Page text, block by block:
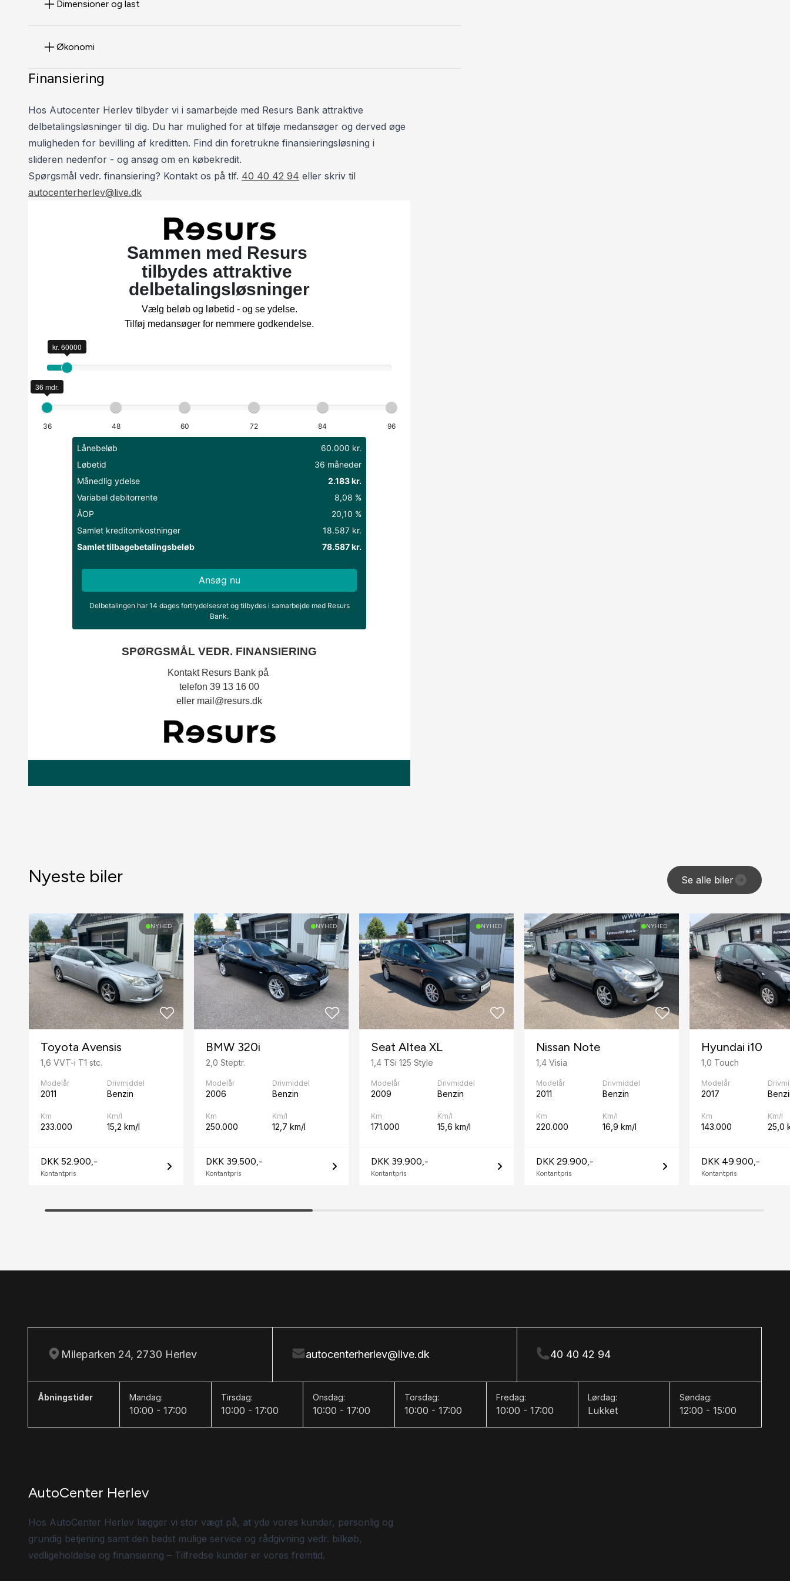
Dimensioner og last
Økonomi
Finansiering
Hos Autocenter Herlev tilbyder vi i samarbejde med Resurs Bank attraktive
delbetalingsløsninger til dig. Du har mulighed for at tilføje medansøger og derved øge
muligheden for bevilling af kreditten. Find din foretrukne finansieringsløsning i
slideren nedenfor - og ansøg om en købekredit.
Spørgsmål vedr. finansiering? Kontakt os på tlf. 40 40 42 94 eller skriv til
autocenterherlev@live.dk
Nyeste biler Se alle biler
NYHED
Toyota Avensis
1,6 VVT-i T1 stc.
Modelår
2011
Drivmiddel
Benzin
Km
233.000
Km/l
15,2 km/l
DKK 52.900,-
Kontantpris
NYHED
BMW 320i
2,0 Steptr.
Modelår
2006
Drivmiddel
Benzin
Km
250.000
Km/l
12,7 km/l
DKK 39.500,-
Kontantpris
NYHED
Seat Altea XL
1,4 TSi 125 Style
Modelår
2009
Drivmiddel
Benzin
Km
171.000
Km/l
15,6 km/l
DKK 39.900,-
Kontantpris
NYHED
Nissan Note
1,4 Visia
Modelår
2011
Drivmiddel
Benzin
Km
220.000
Km/l
16,9 km/l
DKK 29.900,-
Kontantpris
Hyundai i10
1,0 Touch
Modelår
2017
Km
143.000
Km/l
25,0
DKK 49.900,-
Kontantpris
Mileparken 24, 2730 Herlev autocenterherlev@live.dk 40 40 42 94
Åbningstider Mandag:
10:00 - 17:00
Tirsdag:
10:00 - 17:00
Onsdag:
10:00 - 17:00
Torsdag:
10:00 - 17:00
Fredag:
10:00 - 17:00
Lørdag:
Lukket
Søndag:
12:00 - 15:00
AutoCenter Herlev
Hos AutoCenter Herlev lægger vi stor vægt på, at yde vores kunder, personlig og
grundig betjening samt den bedst mulige service og rådgivning vedr. bilkøb,
vedligeholdelse og finansiering – Tilfredse kunder er vores fremtid.